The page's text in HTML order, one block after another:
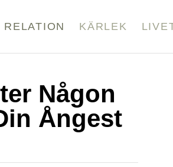
RELATION KÄRLEK
Någon
Ångest